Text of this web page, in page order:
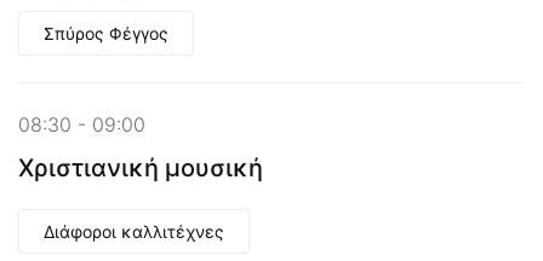
Σπύρος Φέγγος
08:30 - 09:00
Χριστιανική μουσική
Διάφοροι καλλιτέχνες